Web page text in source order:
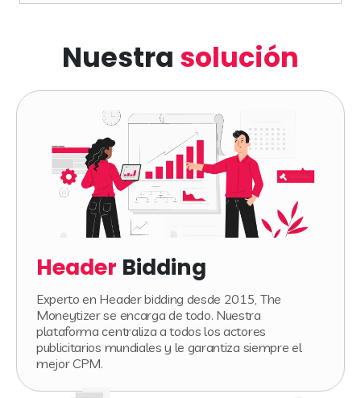
Nuestra solución
Header Bidding
Experto en Header bidding desde 2015, The
Moneytizer se encarga de todo. Nuestra
plataforma centraliza a todos los actores
publicitarios mundiales y le garantiza siempre el
mejor CPM.